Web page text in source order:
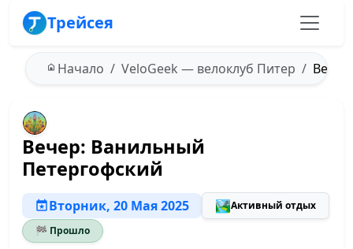
Трейсея
Начало VeloGeek — велоклуб Питер
Вечер: Ванильный
Петергофский
Вторник, 20 Мая 2025 🏞️Активный отдых
🏁 Прошло